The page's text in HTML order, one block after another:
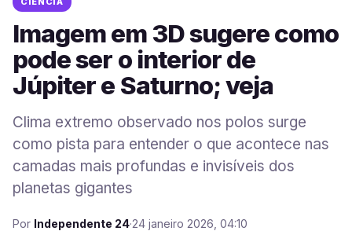
Imagem em 3D sugere como
pode ser o interior de
Júpiter e Saturno; veja
Clima extremo observado nos polos surge
como pista para entender o que acontece nas
camadas mais profundas e invisíveis dos
planetas gigantes
Por Independente 24·24 janeiro 2026, 04:10